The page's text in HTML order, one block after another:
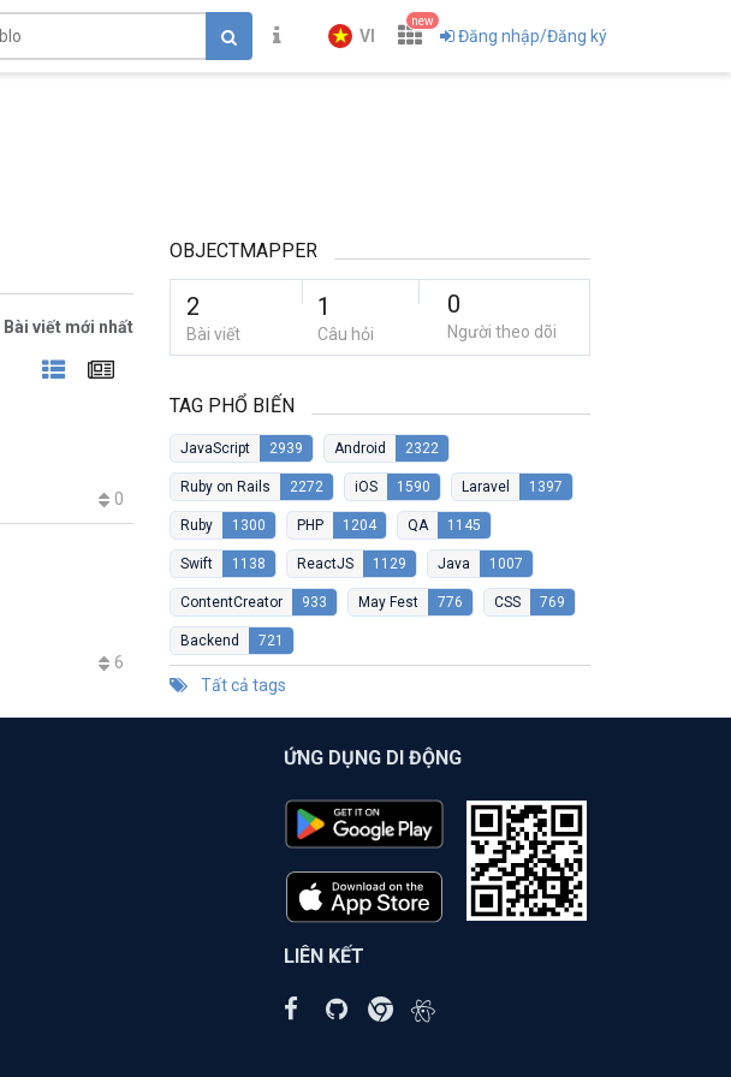
VI
new
Đăng nhập/Đăng ký
Bài viết mới nhất
0
6
OBJECTMAPPER
2
Bài viết
1
Câu hỏi
0
Người theo dõi
TAG PHỔ BIẾN
JavaScript 2939 Android 2322
Ruby on Rails 2272 iOS 1590 Laravel 1397
Ruby 1300 PHP 1204 QA 1145
Swift 1138 ReactJS 1129 Java 1007
ContentCreator 933 May Fest 776 CSS 769
Backend 721
Tất cả tags
ỨNG DỤNG DI ĐỘNG
LIÊN KẾT